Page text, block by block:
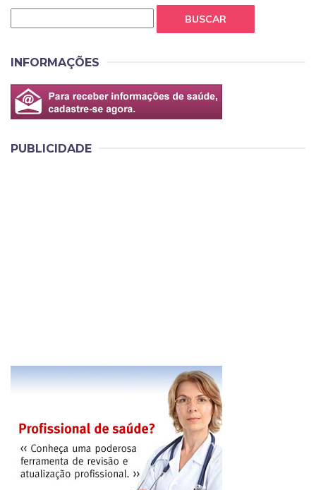
BUSCAR
INFORMAÇÕES
PUBLICIDADE